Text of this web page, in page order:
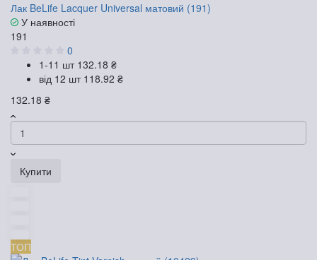
Лак BeLife Lacquer Universal матовий (191)
У наявності
191
0
1-11 шт 132.18 ₴
від 12 шт 118.92 ₴
132.18 ₴
Купити
ТОП